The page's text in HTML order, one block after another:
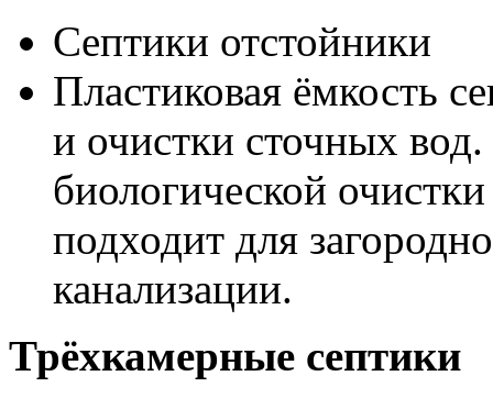
Септики отстойники
Пластиковая ёмкость
и очистки сточных
биологической
подходит для
канализации.
Трёхкамерные септики